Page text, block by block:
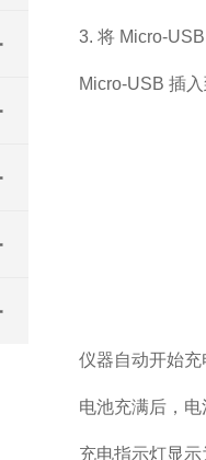
3. 将 Micro-
Micro-USB 插
仪器自动开始
电池充满后，
充电指示灯显